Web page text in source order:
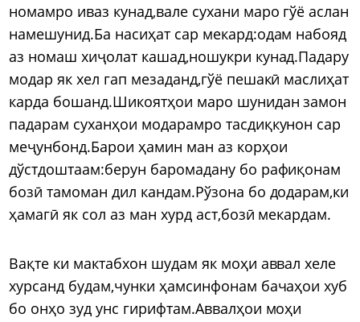
номамро иваз кунад,вале сухани маро гўё аслан
намешунид.Ба насиҳат сар мекард:одам набояд
аз номаш хиҷолат кашад,ношукри кунад.Падару
модар як хел гап мезаданд,гўё пешакӣ маслиҳат
карда бошанд.Шикоятҳои маро шунидан замон
падарам суханҳои модарамро тасдиқкунон сар
меҷунбонд.Барои ҳамин ман аз корҳои
дўстдоштаам:берун баромадану бо рафиқонам
бозӣ тамоман дил кандам.Рўзона бо додарам,ки
ҳамагӣ як сол аз ман хурд аст,бозӣ мекардам.
Вақте ки мактабхон шудам як моҳи аввал хеле
хурсанд будам,чунки ҳамсинфонам бачаҳои хуб
бо онҳо зуд унс гирифтам.Аввалҳои моҳи